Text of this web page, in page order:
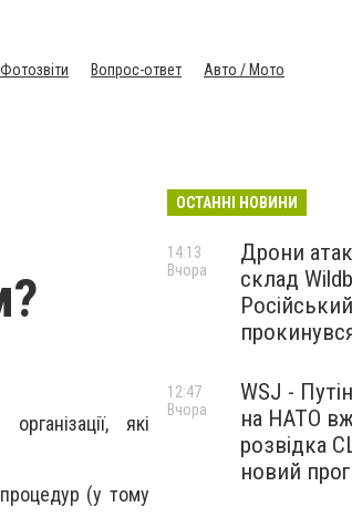
Фотозвіти Вопрос-ответ
Авто / Мото
які
(у тому
ОСТАННІ НОВИНИ
Дрони
склад
14:13
Вчора
WSJ -
на НАТО
розвідка
новий
12:47
Вчора